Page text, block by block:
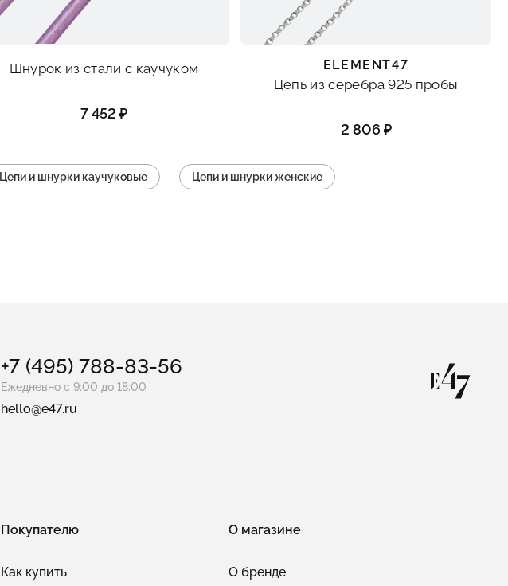
Шнурок из стали с каучуком
7 452 ₽
ELEMENT47
Цепь из серебра 925 пробы
2 806 ₽
Цепи и шнурки каучуковые Цепи и шнурки женские
+7 (495) 788-83-56
Ежедневно с 9:00 до 18:00
hello@e47.ru
Покупателю
Как купить
О магазине
О бренде